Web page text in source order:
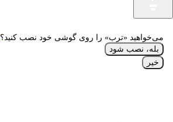
می‌خواهید «ترب» را روی گوشی خود نصب کنید؟
بله، نصب شود
خیر